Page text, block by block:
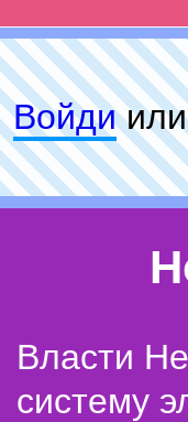
Войди
Власти
систему